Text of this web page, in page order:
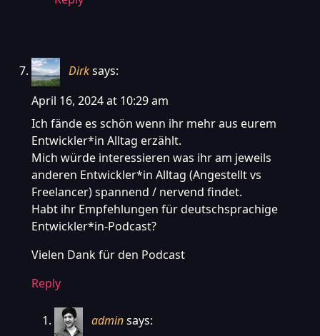
Dirksays:
April 16, 2024 at 10:29 am
Ich fände es schön wenn ihr mehr aus eurem
Entwickler*in Alltag erzählt.
Mich würde interessieren was ihr am jeweils
anderen Entwickler*in Alltag (Angestellt vs
Freelancer) spannend / nervend findet.
Habt ihr Empfehlungen für deutschsprachige
Entwickler*in-Podcast?
Vielen Dank für den Podcast
Reply
adminsays: